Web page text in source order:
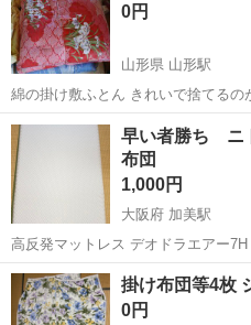
0円
山形県 山形駅
綿の掛け敷ふとん きれいで捨てるの
山形 山形市 山形駅
早い者勝ち
布団
1,000円
大阪府 加美駅
高反発マットレス デオドラエアー7H S 販売終了: ニトリの公式オ
インショップ等では現在「取扱なし
います。 販売状況: 以前はニトリで販売されていた人気の高反発マッ
トレストッパーで...
大阪 大阪市 加美駅 寝具
掛け布団等4枚
0円